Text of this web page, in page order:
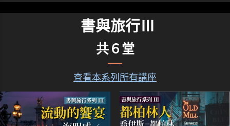
書與旅行Ⅲ
共６堂
查看本系列所有講座